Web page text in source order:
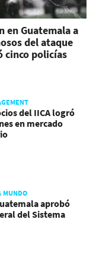
en Guatemala a
del ataque
cinco policías
del IICA logró
en mercado
MUNDO
aprobó
del Sistema